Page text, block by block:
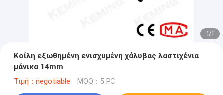
1/1
Κοίλη εξωθημένη ενισχυμένη χάλυβας λαστιχένια
μάνικα 14mm
Τιμή：negotiable MOQ：5 PC